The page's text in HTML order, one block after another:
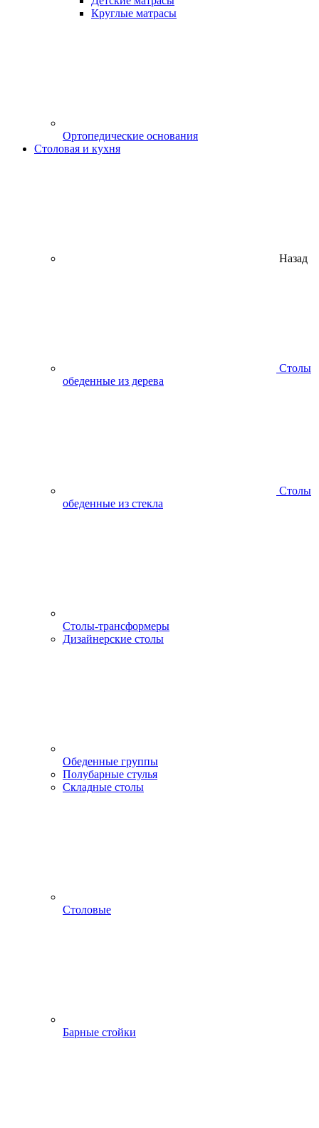
Круглые матрасы
Ортопедические основания
Столовая и кухня
Назад
Столы
обеденные из дерева
Столы
обеденные из стекла
Столы-трансформеры
Дизайнерские столы
Обеденные группы
Полубарные стулья
Складные столы
Столовые
Барные стойки